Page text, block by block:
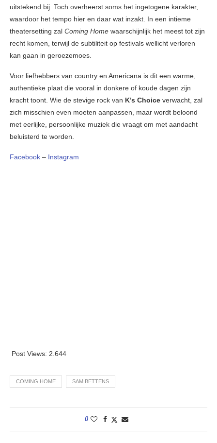
uitstekend bij. Toch overheerst soms het ingetogene karakter,
waardoor het tempo hier en daar wat inzakt. In een intieme
theatersetting zal Coming Home waarschijnlijk het meest tot zijn
recht komen, terwijl de subtiliteit op festivals wellicht verloren
kan gaan in geroezemoes.
Voor liefhebbers van country en Americana is dit een warme,
authentieke plaat die vooral in donkere of koude dagen zijn
kracht toont. Wie de stevige rock van K’s Choice verwacht, zal
zich misschien even moeten aanpassen, maar wordt beloond
met eerlijke, persoonlijke muziek die vraagt om met aandacht
beluisterd te worden.
Facebook – Instagram
Post Views: 2.644
COMING HOME SAM BETTENS
0